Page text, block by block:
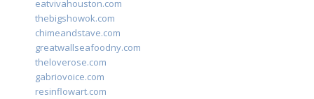
eatvivahouston.com
thebigshowok.com
chimeandstave.com
greatwallseafoodny.com
theloverose.com
gabriovoice.com
resinflowart.com